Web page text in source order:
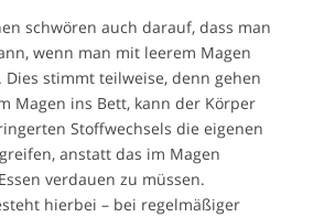
schwören auch darauf, dass man
wenn man mit leerem Magen
Dies stimmt teilweise, denn gehen
Magen ins Bett, kann der Körper
Stoffwechsels die eigenen
anstatt das im Magen
verdauen zu müssen.
hierbei – bei regelmäßiger